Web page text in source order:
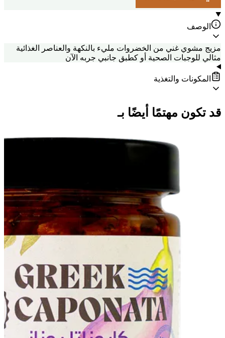
الوصف
مزيج مشوي غني من الخضروات مليء بالنكهة والعناصر الغذائية
مثالي للوجبات الصحية أو كطبق جانبي جربه الآن
المكونات والتغذية
قد تكون مهتمًا أيضًا بـ